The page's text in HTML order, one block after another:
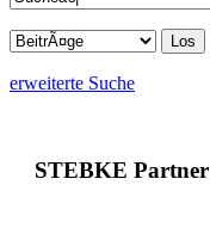
erweiterte Suche
STEBKE Partner